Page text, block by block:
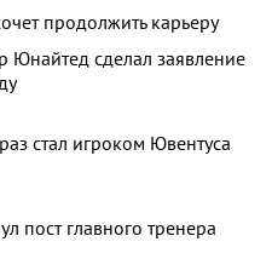
продолжить карьеру
Юнайтед сделал заявление
стал игроком Ювентуса
пост главного тренера